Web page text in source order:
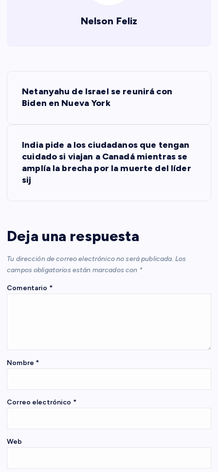
Nelson Feliz
c
i
ó
n
e
r
Netanyahu de Israel se reunirá con
Biden en Nueva York
India pide a los ciudadanos que tengan
cuidado si viajan a Canadá mientras se
amplía la brecha por la muerte del líder
sij
Deja una respuesta
Tu dirección de correo electrónico no será publicada. Los
campos obligatorios están marcados con *
Comentario *
Nombre *
Correo electrónico *
Web